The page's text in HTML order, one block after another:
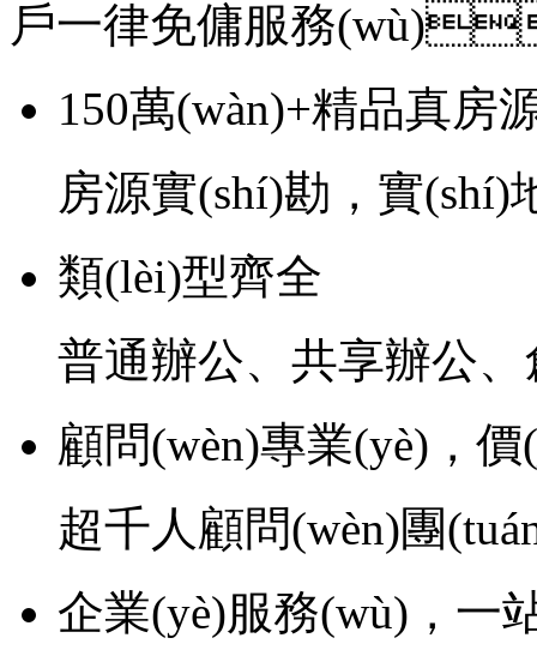
戶一律免傭服務
150萬(wàn)+精品真房
房源實(shí)勘，實
類(lèi)型齊全
普通辦公、共享辦公
顧問(wèn)專業(yè)，
超千人顧問(wèn)團
企業(yè)服務(wù)，一